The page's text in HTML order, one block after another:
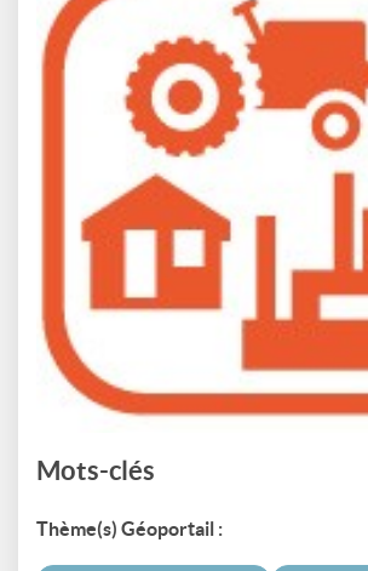
Mots-clés
Thème(s) Géoportail :